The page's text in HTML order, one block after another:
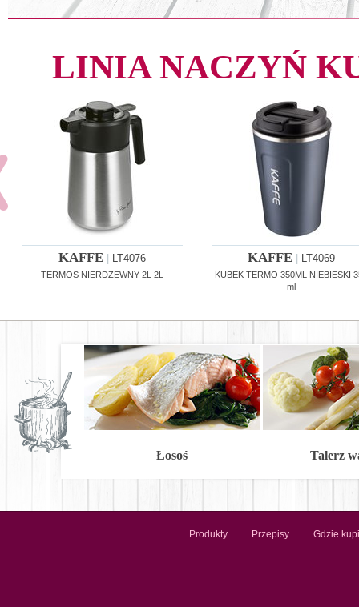
LINIA NACZYŃ
KAFFE LT4076
TERMOS NIERDZEWNY 2L 2L
KAFFE LT4069
KUBEK TERMO 350ML NIEBIESKI
ml
Łosoś Talerz
Produkty Przepisy Gdzie